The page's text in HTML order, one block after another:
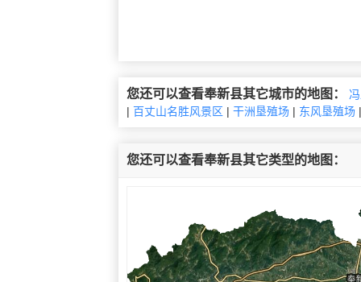
您还可以查看奉新县其它城市的地图：
| 百丈山名胜风景区 | 干洲垦殖场| 东风垦殖场
您还可以查看奉新县其它类型的地图：